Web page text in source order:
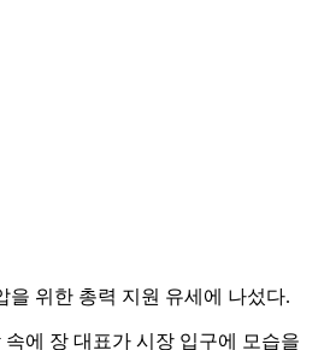
을 위한 총력 지원 유세에 나섰다.
에 장 대표가 시장 입구에 모습을